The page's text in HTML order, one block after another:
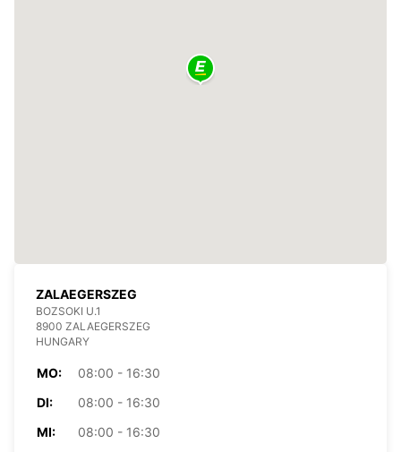
ZALAEGERSZEG
BOZSOKI U.1
8900 ZALAEGERSZEG
HUNGARY
MO:
08:00 - 16:30
DI:
08:00 - 16:30
MI:
08:00 - 16:30